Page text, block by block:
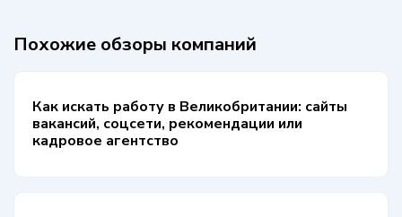
Похожие обзоры компаний
Как искать работу в Великобритании: сайты
вакансий, соцсети, рекомендации или
кадровое агентство